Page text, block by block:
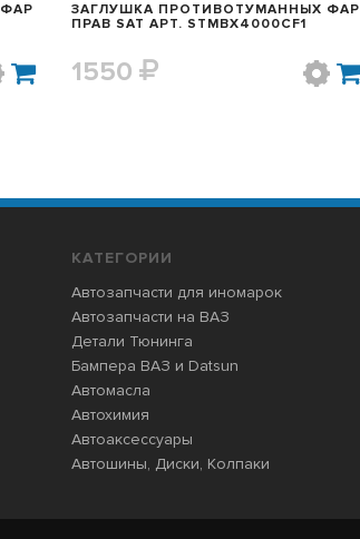
ЗАГЛУШКА ПРОТИВОТУМАННЫХ ФАР
ПРАВ SAT АРТ. STMBX4000CF1
1550
КАТЕГОРИИ
Автозапчасти для иномарок
Автозапчасти на ВАЗ
Детали Тюнинга
Бампера ВАЗ и Datsun
Автомасла
Автохимия
Автоаксессуары
Автошины, Диски, Колпаки